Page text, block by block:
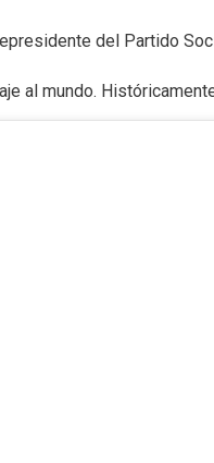
del Partido
al mundo.